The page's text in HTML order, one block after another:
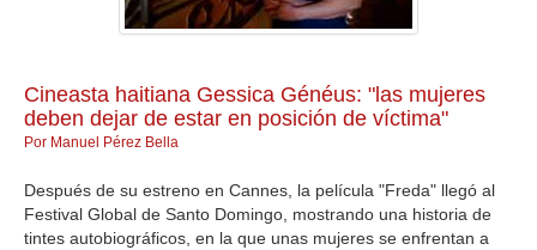
GALERIA
Cineasta haitiana Gessica Généus: "las mujeres
deben dejar de estar en posición de víctima"
Por Manuel Pérez Bella
Después de su estreno en Cannes, la película "Freda" llegó al
Festival Global de Santo Domingo, mostrando una historia de
tintes autobiográficos, en la que unas mujeres se enfrentan a